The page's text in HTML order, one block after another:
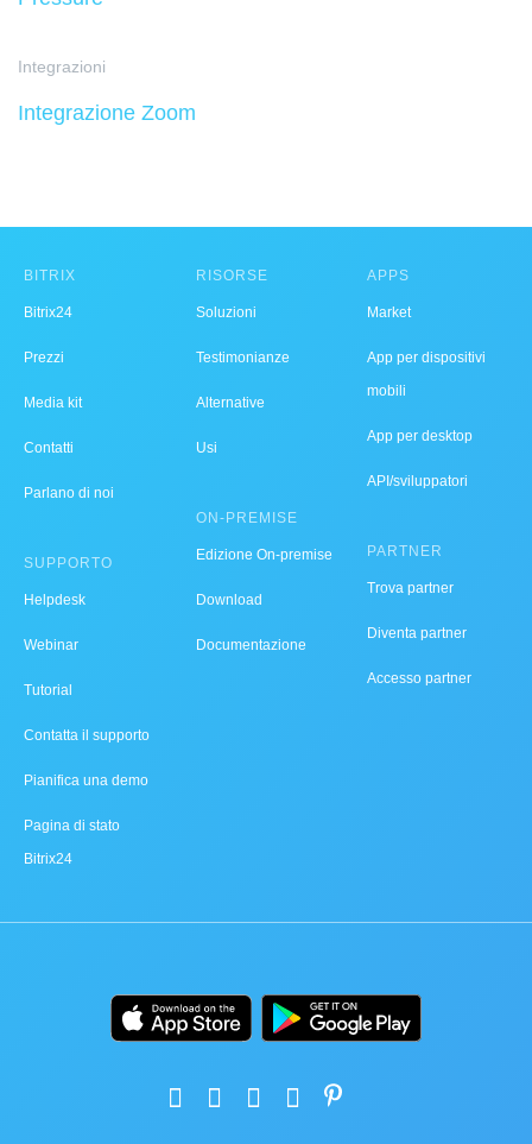
Integrazioni
Integrazione Zoom
BITRIX
Bitrix24
Prezzi
Media kit
Contatti
Parlano di noi
SUPPORTO
Helpdesk
Webinar
Tutorial
Contatta il supporto
Pianifica una demo
Pagina di stato
Bitrix24
RISORSE
Soluzioni
Testimonianze
Alternative
Usi
ON-PREMISE
Edizione On-premise
Download
Documentazione
APPS
Market
App per dispositivi
mobili
App per desktop
API/sviluppatori
PARTNER
Trova partner
Diventa partner
Accesso partner